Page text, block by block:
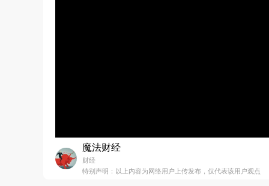
魔法财经
财经
特别声明：以上内容为网络用户上传发布，仅代表该用户观点